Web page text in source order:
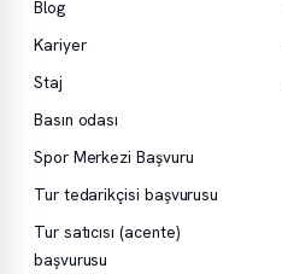
Blog
Kariyer
Staj
Basın odası
Spor Merkezi Başvuru
Tur tedarikçisi başvurusu
Tur satıcısı (acente)
başvurusu